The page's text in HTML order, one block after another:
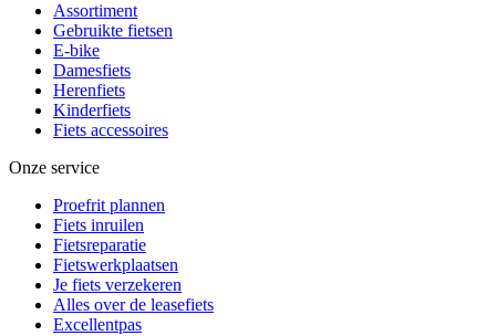
Assortiment
Gebruikte fietsen
E-bike
Damesfiets
Herenfiets
Kinderfiets
Fiets accessoires
Onze service
Proefrit plannen
Fiets inruilen
Fietsreparatie
Fietswerkplaatsen
Je fiets verzekeren
Alles over de leasefiets
Excellentpas